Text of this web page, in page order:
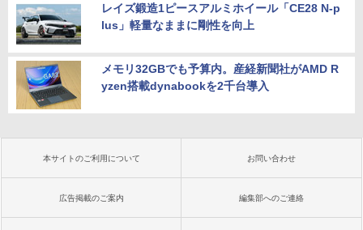
レイズ鍛造1ピースアルミホイール「CE28 N-p
lus」軽量なままに剛性を向上
メモリ32GBでも予算内。産経新聞社がAMD R
yzen搭載dynabookを2千台導入
本サイトのご利用について お問い合わせ
広告掲載のご案内 編集部へのご連絡